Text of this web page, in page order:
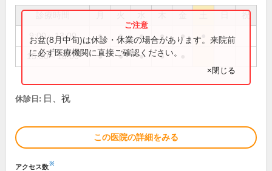
祝
9:00～13:00 ● ● ● ● ●
15:00～18:00 ● ● ● ●
お盆(8月中旬)は休診・休業の場合があります。来院前
に必ず医療機関に直接ご確認ください。
×閉じる
休診日: 日、祝
この医院の詳細をみる
アクセス数※